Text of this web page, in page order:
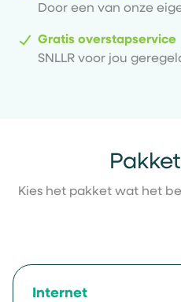
Door een van onze
Gratis overstapservice
SNLLR voor jou
Kies het pakket wat het
Internet